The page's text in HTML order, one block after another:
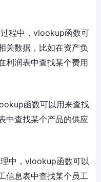
程中，vlookup函数可
关数据，比如在资产负
利润表中查找某个费用
函数可以用来查找
中查找某个产品的供应
中，vlookup函数可以
信息表中查找某个员工